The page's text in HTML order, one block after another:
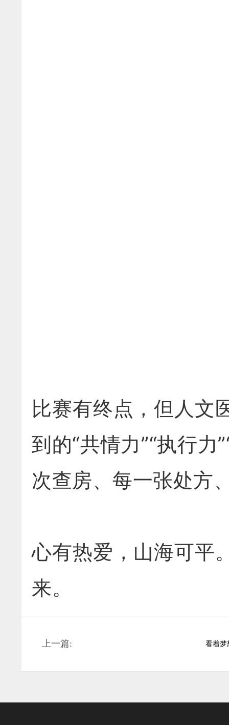
比赛有终点，但人文
到的“共情力”“执行
次查房、每一张处方
心有热爱，山海可平
来。
上一篇: 看着梦